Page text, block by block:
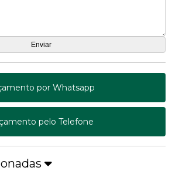
por Whatsapp
pelo Telefone